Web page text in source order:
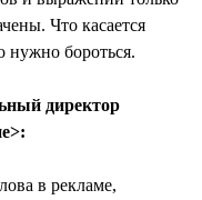
Что касается
нужно бороться.
директор
в рекламе,